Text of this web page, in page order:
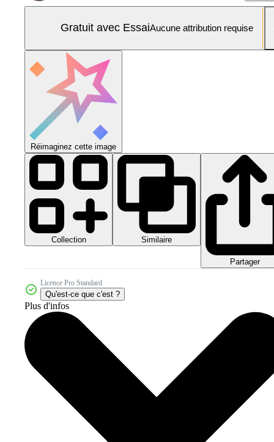
Gratuit avec EssaiAucune attribution requise
Réimaginez cette image
Collection Similaire
Partager
Licence Pro Standard
Qu'est-ce que c'est ?
Plus d'infos